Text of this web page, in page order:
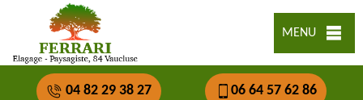
MENU
04 82 29 38 27 06 64 57 62 86